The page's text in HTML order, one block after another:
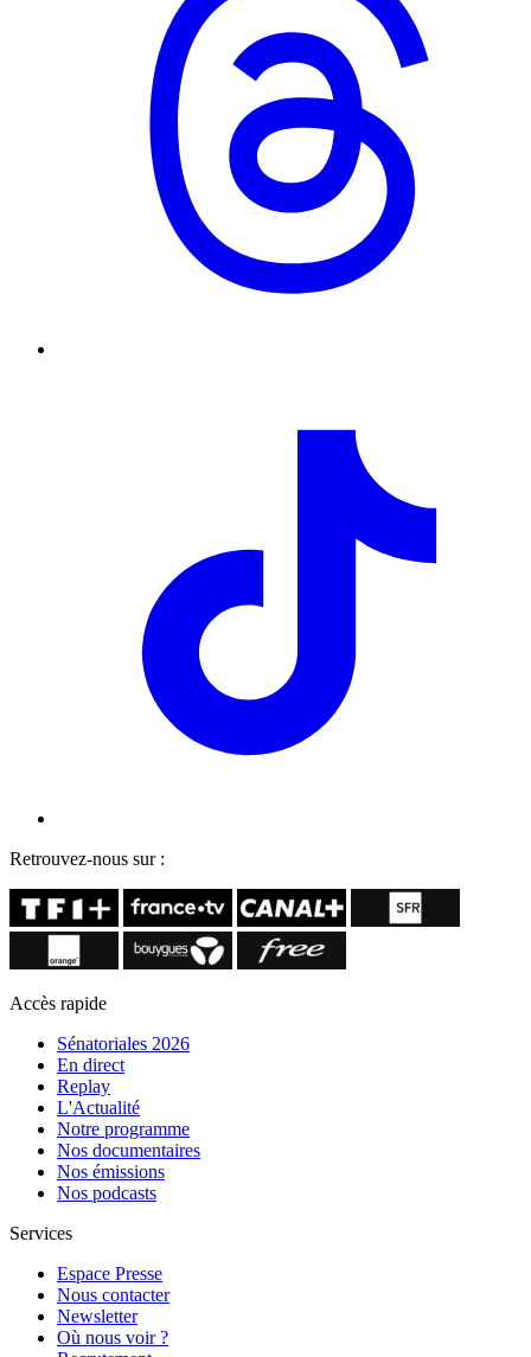
Retrouvez-nous sur :
Accès rapide
Sénatoriales 2026
En direct
Replay
L'Actualité
Notre programme
Nos documentaires
Nos émissions
Nos podcasts
Services
Espace Presse
Nous contacter
Newsletter
Où nous voir ?